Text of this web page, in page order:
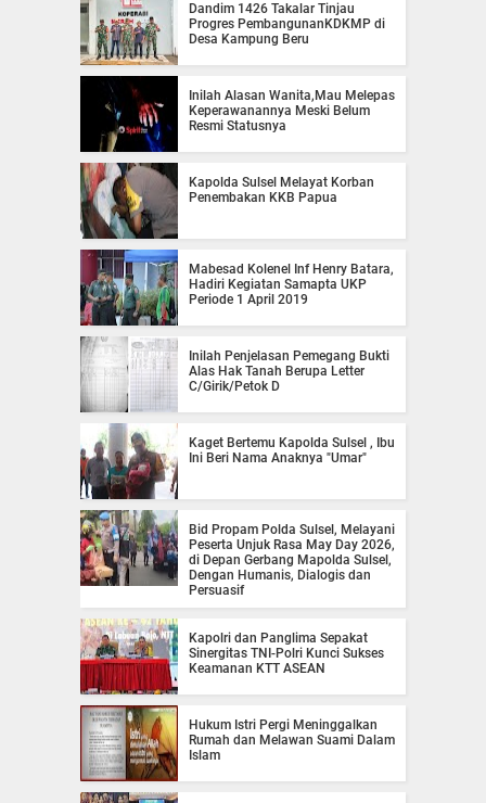
Dandim 1426 Takalar Tinjau
Progres PembangunanKDKMP di
Desa Kampung Beru
Inilah Alasan Wanita,Mau Melepas
Keperawanannya Meski Belum
Resmi Statusnya
Kapolda Sulsel Melayat Korban
Penembakan KKB Papua
Mabesad Kolenel Inf Henry Batara,
Hadiri Kegiatan Samapta UKP
Periode 1 April 2019
Inilah Penjelasan Pemegang Bukti
Alas Hak Tanah Berupa Letter
C/Girik/Petok D
Kaget Bertemu Kapolda Sulsel , Ibu
Ini Beri Nama Anaknya "Umar"
Bid Propam Polda Sulsel, Melayani
Peserta Unjuk Rasa May Day 2026,
di Depan Gerbang Mapolda Sulsel,
Dengan Humanis, Dialogis dan
Persuasif
Kapolri dan Panglima Sepakat
Sinergitas TNI-Polri Kunci Sukses
Keamanan KTT ASEAN
Hukum Istri Pergi Meninggalkan
Rumah dan Melawan Suami Dalam
Islam